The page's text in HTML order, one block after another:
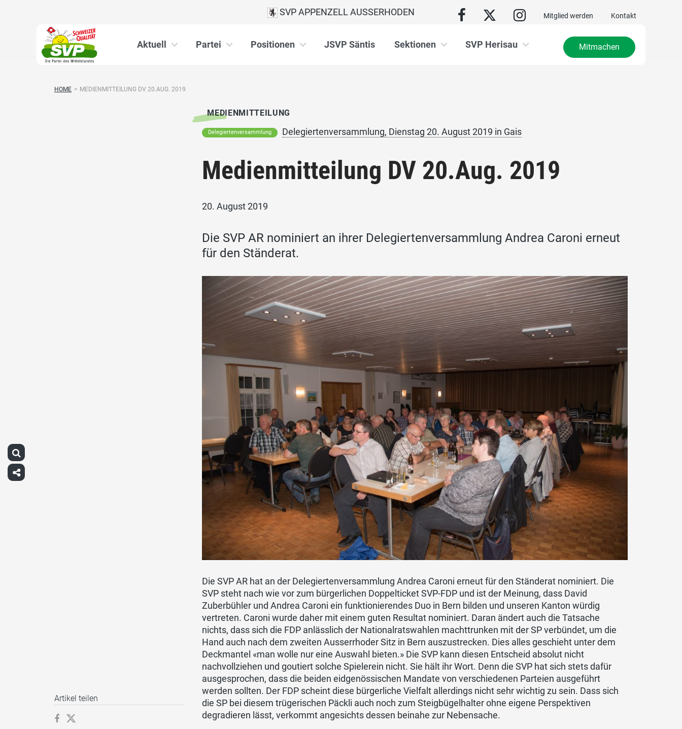
Mitglied werden Kontakt
SVP APPENZELL AUSSERHODEN
Aktuell Partei Positionen JSVP Säntis Sektionen SVP Herisau Mitmachen
HOME > MEDIENMITTEILUNG DV 20.AUG. 2019
MEDIENMITTEILUNG
Delegiertenversammlung Delegiertenversammlung, Dienstag 20. August 2019 in Gais
Medienmitteilung DV 20.Aug. 2019
20. August 2019
Die SVP AR nominiert an ihrer Delegiertenversammlung Andrea Caroni erneut
für den Ständerat.
Die SVP AR hat an der Delegiertenversammlung Andrea Caroni erneut für den Ständerat nominiert. Die
SVP steht nach wie vor zum bürgerlichen Doppelticket SVP-FDP und ist der Meinung, dass David
Zuberbühler und Andrea Caroni ein funktionierendes Duo in Bern bilden und unseren Kanton würdig
vertreten. Caroni wurde daher mit einem guten Resultat nominiert. Daran ändert auch die Tatsache
nichts, dass sich die FDP anlässlich der Nationalratswahlen machttrunken mit der SP verbündet, um die
Hand auch nach dem zweiten Ausserrhoder Sitz in Bern auszustrecken. Dies alles geschieht unter dem
Deckmantel «man wolle nur eine Auswahl bieten.» Die SVP kann diesen Entscheid absolut nicht
nachvollziehen und goutiert solche Spielerein nicht. Sie hält ihr Wort. Denn die SVP hat sich stets dafür
ausgesprochen, dass die beiden eidgenössischen Mandate von verschiedenen Parteien ausgeführt
werden sollten. Der FDP scheint diese bürgerliche Vielfalt allerdings nicht sehr wichtig zu sein. Dass sich
die SP bei diesem trügerischen Päckli auch noch zum Steigbügelhalter ohne eigene Perspektiven
degradieren lässt, verkommt angesichts dessen beinahe zur Nebensache.
Artikel teilen